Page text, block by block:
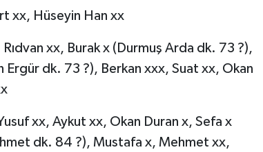
xx, Hüseyin Han xx
xx, Burak x (Durmuş Arda dk. 73 ?),
dk. 73 ?), Berkan xxx, Suat xx, Okan
xx, Aykut xx, Okan Duran x, Sefa x
dk. 84 ?), Mustafa x, Mehmet xx,